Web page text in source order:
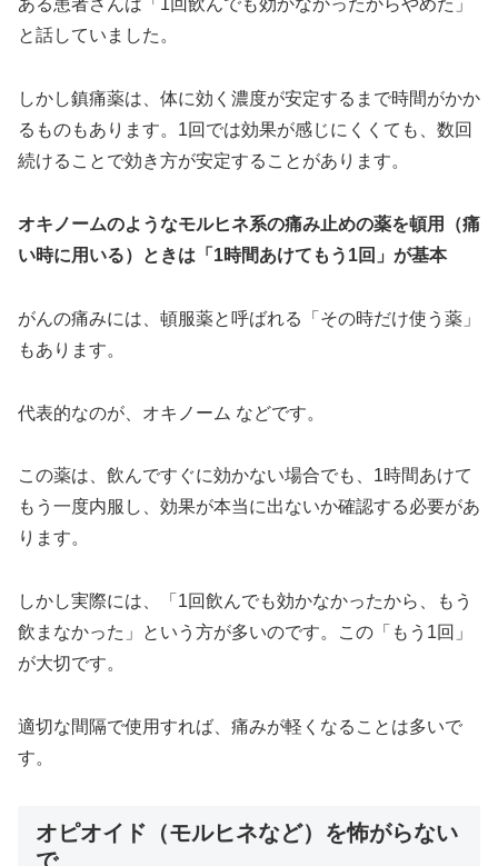
ある患者さんは「1回飲んでも効かなかったからやめた」
と話していました。
しかし鎮痛薬は、体に効く濃度が安定するまで時間がかか
るものもあります。1回では効果が感じにくくても、数回
続けることで効き方が安定することがあります。
オキノームのようなモルヒネ系の痛み止めの薬を頓用（痛
い時に用いる）ときは「1時間あけてもう1回」が基本
がんの痛みには、頓服薬と呼ばれる「その時だけ使う薬」
もあります。
代表的なのが、オキノーム などです。
この薬は、飲んですぐに効かない場合でも、1時間あけて
もう一度内服し、効果が本当に出ないか確認する必要があ
ります。
しかし実際には、「1回飲んでも効かなかったから、もう
飲まなかった」という方が多いのです。この「もう1回」
が大切です。
適切な間隔で使用すれば、痛みが軽くなることは多いで
す。
オピオイド（モルヒネなど）を怖がらない
で